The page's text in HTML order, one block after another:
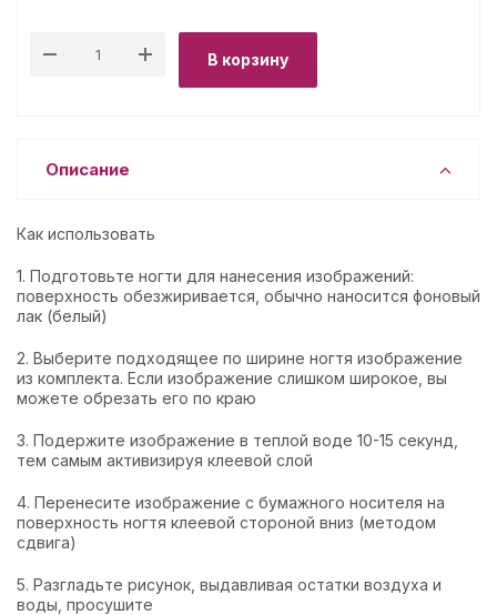
В корзину
Описание
Как использовать
1. Подготовьте ногти для нанесения изображений:
поверхность обезжиривается, обычно наносится фоновый
лак (белый)
2. Выберите подходящее по ширине ногтя изображение
из комплекта. Если изображение слишком широкое, вы
можете обрезать его по краю
3. Подержите изображение в теплой воде 10-15 секунд,
тем самым активизируя клеевой слой
4. Перенесите изображение с бумажного носителя на
поверхность ногтя клеевой стороной вниз (методом
сдвига)
5. Разгладьте рисунок, выдавливая остатки воздуха и
воды, просушите